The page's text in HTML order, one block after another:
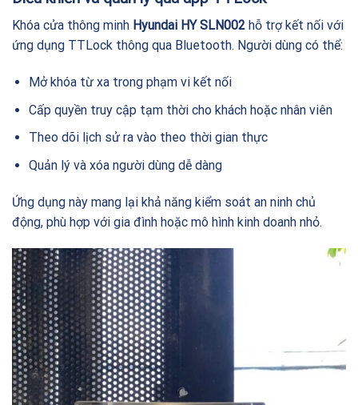
Khóa cửa thông minh Hyundai HY SLN002 hỗ trợ kết nối với
ứng dụng TTLock thông qua Bluetooth. Người dùng có thể:
Mở khóa từ xa trong phạm vi kết nối
Cấp quyền truy cập tạm thời cho khách hoặc nhân viên
Theo dõi lịch sử ra vào theo thời gian thực
Quản lý và xóa người dùng dễ dàng
Ứng dụng này mang lại khả năng kiểm soát an ninh chủ
động, phù hợp với gia đình hoặc mô hình kinh doanh nhỏ.